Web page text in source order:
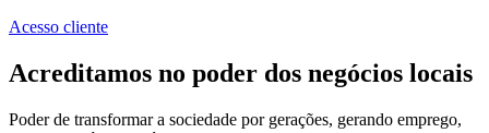
Acesso cliente
Acreditamos no poder dos negócios locais
Poder de transformar a sociedade por gerações, gerando emprego,